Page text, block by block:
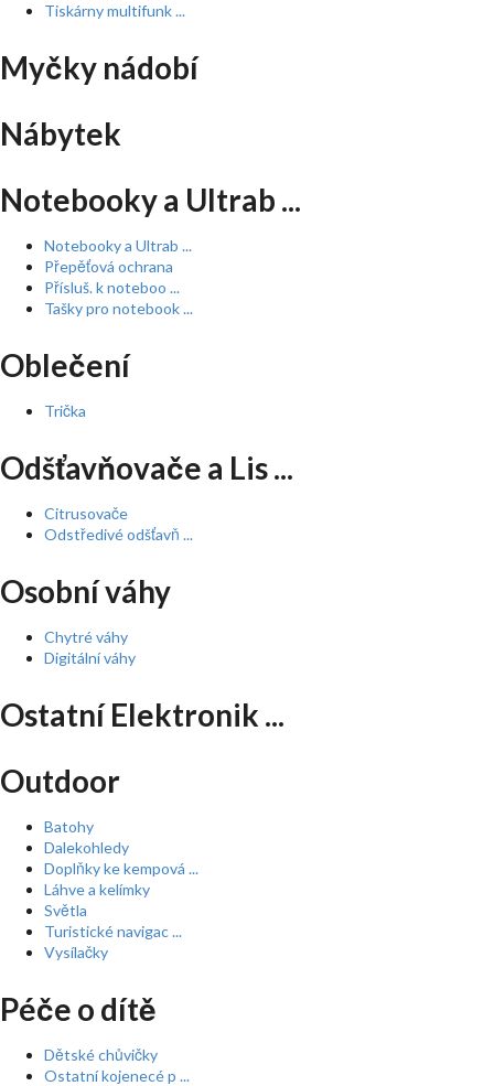
Tiskárny multifunk ...
Myčky nádobí
Nábytek
Notebooky a Ultrab ...
Notebooky a Ultrab ...
Přepěťová ochrana
Přísluš. k noteboo ...
Tašky pro notebook ...
Oblečení
Trička
Odšťavňovače a Lis ...
Citrusovače
Odstředivé odšťavň ...
Osobní váhy
Chytré váhy
Digitální váhy
Ostatní Elektronik ...
Outdoor
Batohy
Dalekohledy
Doplňky ke kempová ...
Láhve a kelímky
Světla
Turistické navigac ...
Vysílačky
Péče o dítě
Dětské chůvičky
Ostatní kojenecé p ...